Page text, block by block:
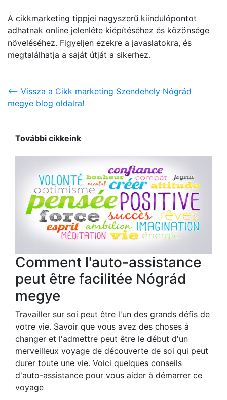
A cikkmarketing tippjei nagyszerű kiindulópontot
adhatnak online jelenléte kiépítéséhez és közönsége
növeléséhez. Figyeljen ezekre a javaslatokra, és
megtalálhatja a saját útját a sikerhez.
<-- Vissza a Cikk marketing Szendehely Nógrád
megye blog oldalra!
További cikkeink
Comment l'auto-assistance
peut être facilitée Nógrád
megye
Travailler sur soi peut être l'un des grands défis de
votre vie. Savoir que vous avez des choses à
changer et l'admettre peut être le début d'un
merveilleux voyage de découverte de soi qui peut
durer toute une vie. Voici quelques conseils
d'auto-assistance pour vous aider à démarrer ce
voyage